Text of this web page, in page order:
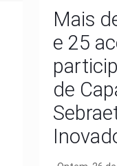
Mais
e 25
de